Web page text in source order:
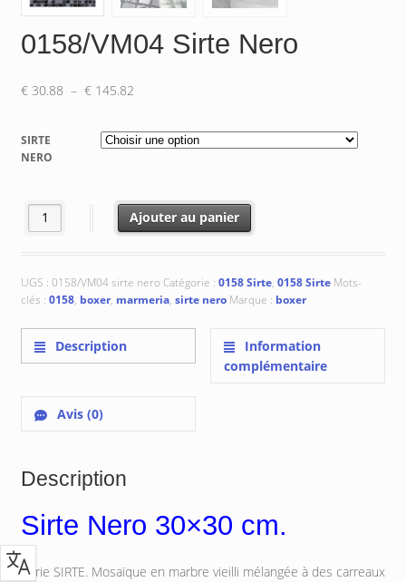
0158/VM04 Sirte Nero
€30.88 – €145.82Plage
prix :
€ 30.88
SIRTE
NERO
quantité de 0158/VM04 Sirte Nero
Ajouter au panier
UGS : 0158/VM04 sirte neroCatégorie : 0158 Sirte, 0158 Sirte Mots-
clés : 0158, boxer, marmeria, sirte nero Marque : boxer
Description
Information
complémentaire
Avis (0)
Description
Sirte Nero 30×30 cm.
Série SIRTE. Mosaïque en marbre vieilli mélangée à des carreaux